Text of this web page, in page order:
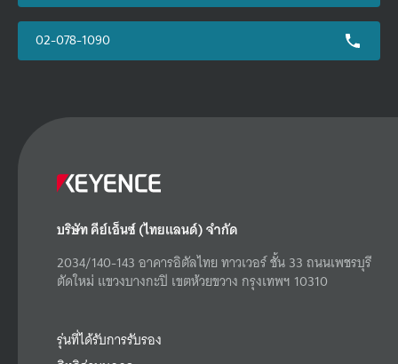
02-078-1090
บริษัท คีย์เอ็นซ์ (ไทยแลนด์) จำกัด
2034/140-143 อาคารอิตัลไทย ทาวเวอร์ ชั้น 33 ถนนเพชรบุรี
ตัดใหม่ แขวงบางกะปิ เขตห้วยขวาง กรุงเทพฯ 10310
รุ่นที่ได้รับการรับรอง